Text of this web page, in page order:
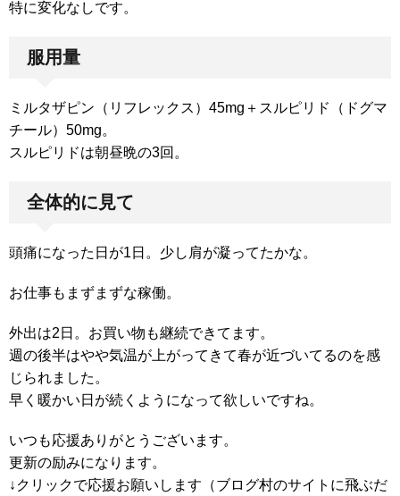
特に変化なしです。
服用量
ミルタザピン（リフレックス）45mg＋スルピリド（ドグマ
チール）50mg。
スルピリドは朝昼晩の3回。
全体的に見て
頭痛になった日が1日。少し肩が凝ってたかな。
お仕事もまずまずな稼働。
外出は2日。お買い物も継続できてます。
週の後半はやや気温が上がってきて春が近づいてるのを感
じられました。
早く暖かい日が続くようになって欲しいですね。
いつも応援ありがとうございます。
更新の励みになります。
↓クリックで応援お願いします（ブログ村のサイトに飛ぶだ